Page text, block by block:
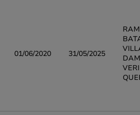
01/06/2020 31/05/2025